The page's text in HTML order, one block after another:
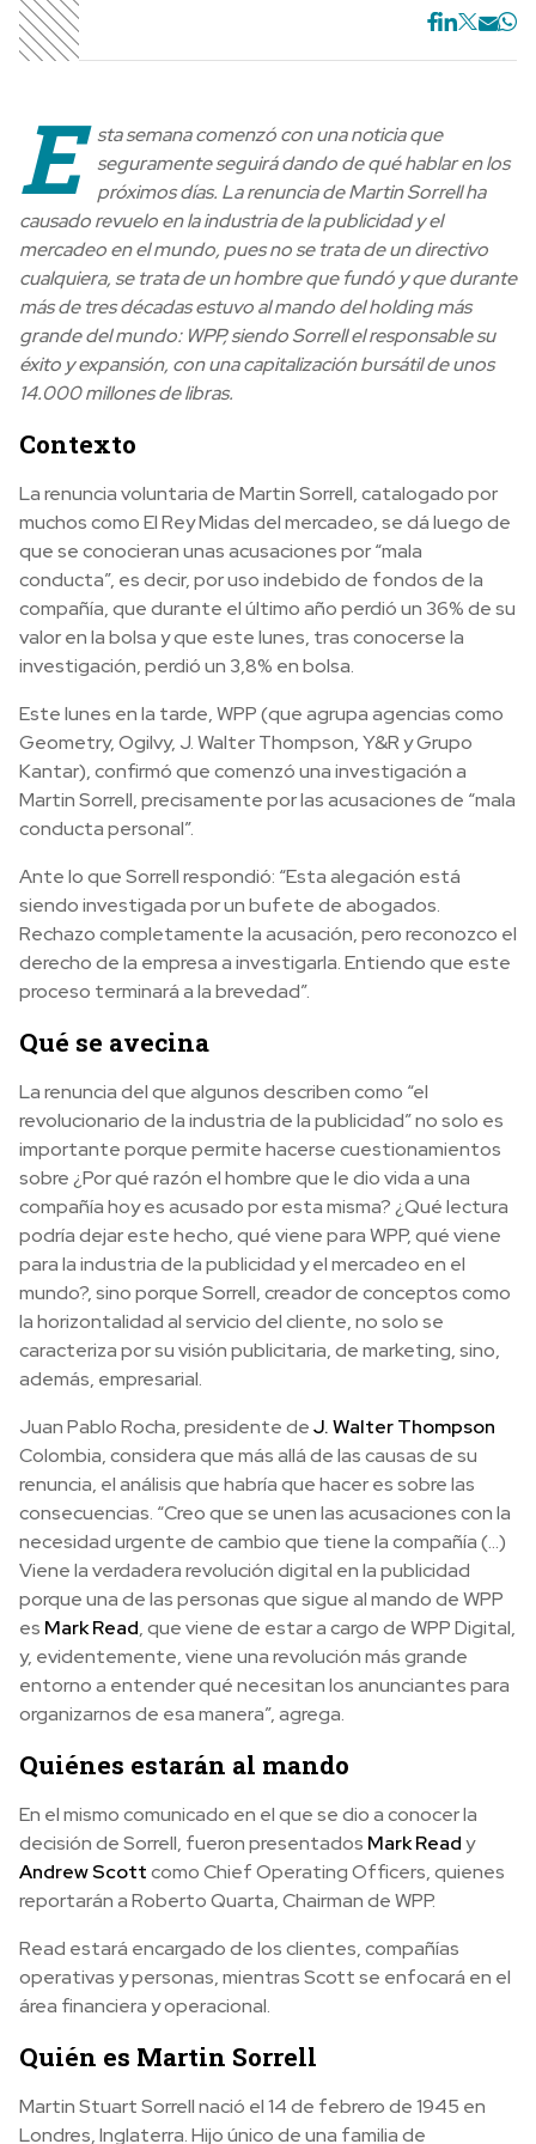
E
sta semana comenzó con una noticia que
seguramente seguirá dando de qué hablar en los
próximos días. La renuncia de Martin Sorrell ha
causado revuelo en la industria de la publicidad y el
mercadeo en el mundo, pues no se trata de un directivo
cualquiera, se trata de un hombre que fundó y que durante
más de tres décadas estuvo al mando del holding más
grande del mundo: WPP, siendo Sorrell el responsable su
éxito y expansión, con una capitalización bursátil de unos
14.000 millones de libras.
Contexto
La renuncia voluntaria de Martin Sorrell, catalogado por
muchos como El Rey Midas del mercadeo, se dá luego de
que se conocieran unas acusaciones por “mala
conducta”, es decir, por uso indebido de fondos de la
compañía, que durante el último año perdió un 36% de su
valor en la bolsa y que este lunes, tras conocerse la
investigación, perdió un 3,8% en bolsa.
Este lunes en la tarde, WPP (que agrupa agencias como
Geometry, Ogilvy, J. Walter Thompson, Y&R y Grupo
Kantar), confirmó que comenzó una investigación a
Martin Sorrell, precisamente por las acusaciones de “mala
conducta personal”.
Ante lo que Sorrell respondió: “Esta alegación está
siendo investigada por un bufete de abogados.
Rechazo completamente la acusación, pero reconozco el
derecho de la empresa a investigarla. Entiendo que este
proceso terminará a la brevedad”.
Qué se avecina
La renuncia del que algunos describen como “el
revolucionario de la industria de la publicidad” no solo es
importante porque permite hacerse cuestionamientos
sobre ¿Por qué razón el hombre que le dio vida a una
compañía hoy es acusado por esta misma? ¿Qué lectura
podría dejar este hecho, qué viene para WPP, qué viene
para la industria de la publicidad y el mercadeo en el
mundo?, sino porque Sorrell, creador de conceptos como
la horizontalidad al servicio del cliente, no solo se
caracteriza por su visión publicitaria, de marketing, sino,
además, empresarial.
Juan Pablo Rocha, presidente deJ. Walter Thompson
Colombia, considera que más allá de las causas de su
renuncia, el análisis que habría que hacer es sobre las
consecuencias. “Creo que se unen las acusaciones con la
necesidad urgente de cambio que tiene la compañía (…)
Viene la verdadera revolución digital en la publicidad
porque una de las personas que sigue al mando de WPP
es Mark Read, que viene de estar a cargo de WPP Digital,
y, evidentemente, viene una revolución más grande
entorno a entender qué necesitan los anunciantes para
organizarnos de esa manera”, agrega.
Quiénes estarán al mando
En el mismo comunicado en el que se dio a conocer la
decisión de Sorrell, fueron presentados Mark Ready
Andrew Scottcomo Chief Operating Officers, quienes
reportarán a Roberto Quarta, Chairman de WPP.
Read estará encargado de los clientes, compañías
operativas y personas, mientras Scott se enfocará en el
área financiera y operacional.
Quién es Martin Sorrell
Martin Stuart Sorrell nació el 14 de febrero de 1945 en
Londres, Inglaterra. Hijo único de una familia de